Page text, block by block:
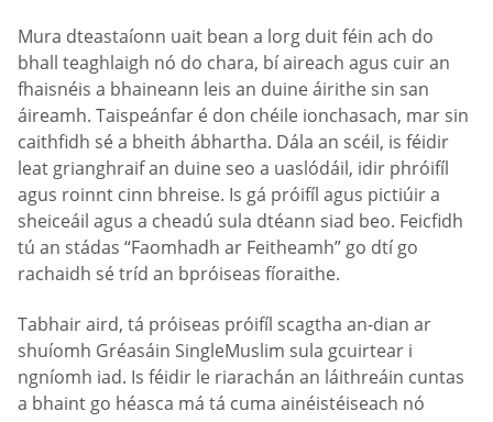
Mura dteastaíonn uait bean a lorg duit féin ach do
bhall teaghlaigh nó do chara, bí aireach agus cuir an
fhaisnéis a bhaineann leis an duine áirithe sin san
áireamh. Taispeánfar é don chéile ionchasach, mar sin
caithfidh sé a bheith ábhartha. Dála an scéil, is féidir
leat grianghraif an duine seo a uaslódáil, idir phróifíl
agus roinnt cinn bhreise. Is gá próifíl agus pictiúir a
sheiceáil agus a cheadú sula dtéann siad beo. Feicfidh
tú an stádas “Faomhadh ar Feitheamh” go dtí go
rachaidh sé tríd an bpróiseas fíoraithe.
Tabhair aird, tá próiseas próifíl scagtha an-dian ar
shuíomh Gréasáin SingleMuslim sula gcuirtear i
ngníomh iad. Is féidir le riarachán an láithreáin cuntas
a bhaint go héasca má tá cuma ainéistéiseach nó